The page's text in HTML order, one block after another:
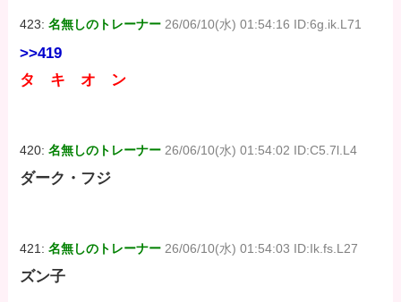
423:名無しのトレーナー 26/06/10(水) 01:54:16 ID:6g.ik.L71
>>419
タ キ オ ン
420:名無しのトレーナー 26/06/10(水) 01:54:02 ID:C5.7l.L4
ダーク・フジ
421:名無しのトレーナー 26/06/10(水) 01:54:03 ID:Ik.fs.L27
ズン子